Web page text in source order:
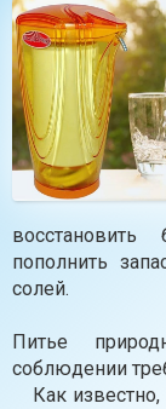
пополнить
солей.
Питье
соблюдении
⠀ Как